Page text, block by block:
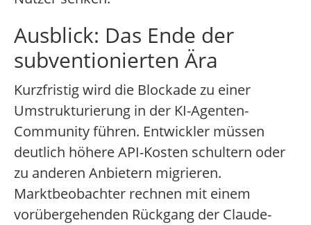
Ausblick: Das Ende der
subventionierten Ära
Kurzfristig wird die Blockade zu einer
Umstrukturierung in der KI-Agenten-
Community führen. Entwickler müssen
deutlich höhere API-Kosten schultern oder
zu anderen Anbietern migrieren.
Marktbeobachter rechnen mit einem
vorübergehenden Rückgang der Claude-